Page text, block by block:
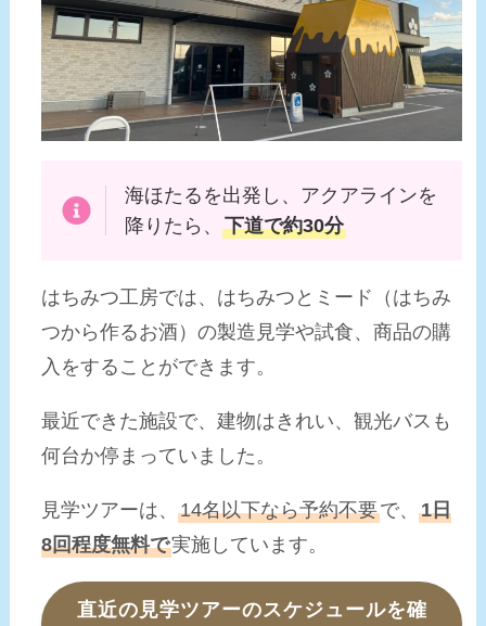
海ほたるを出発し、アクアラインを
降りたら、 下道で約30分
はちみつ工房では、はちみつとミード（はちみ
つから作るお酒）の製造見学や試食、商品の購
入をすることができます。
最近できた施設で、建物はきれい、観光バスも
何台か停まっていました。
見学ツアーは、14名以下なら予約不要で、1日
8回程度無料で実施しています。
直近の見学ツアーのスケジュールを確